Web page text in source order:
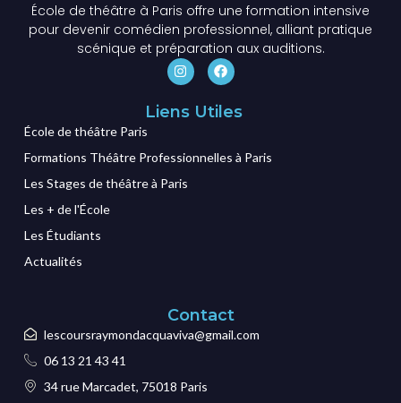
École de théâtre à Paris offre une formation intensive
pour devenir comédien professionnel, alliant pratique
scénique et préparation aux auditions.
Liens Utiles
École de théâtre Paris
Formations Théâtre Professionnelles à Paris
Les Stages de théâtre à Paris
Les + de l'École
Les Étudiants
Actualités
Contact
lescoursraymondacquaviva@gmail.com
06 13 21 43 41
34 rue Marcadet, 75018 Paris